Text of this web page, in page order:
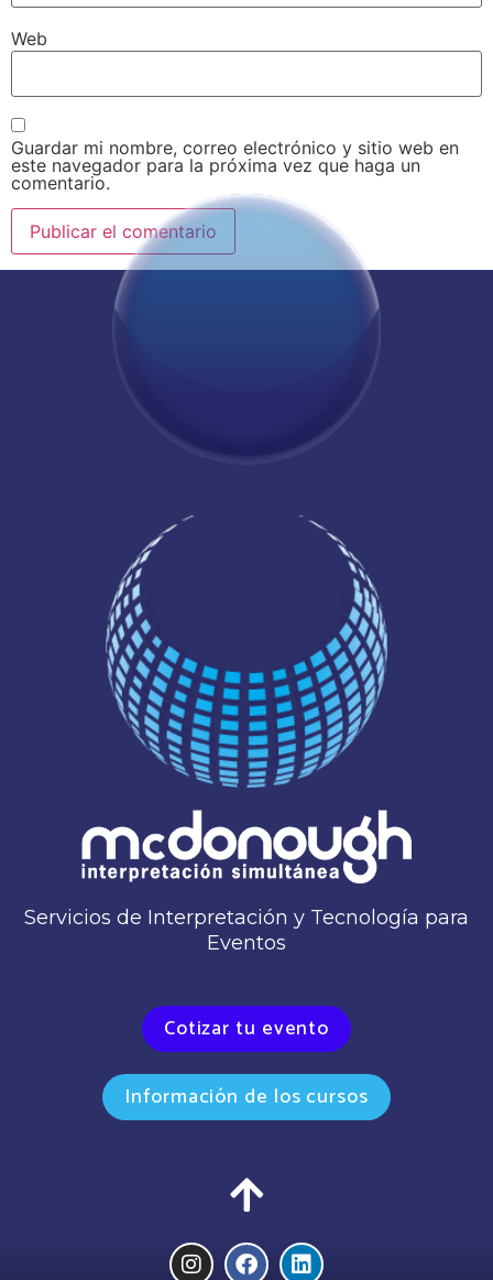
Web
Guardar mi nombre, correo electrónico y sitio web en
este navegador para la próxima vez que haga un
comentario.
Servicios de Interpretación y Tecnología para
Eventos
Cotizar tu evento
Información de los cursos